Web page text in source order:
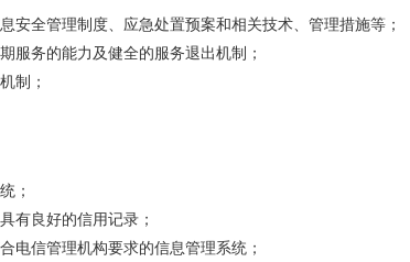
安全管理制度、应急处置预案和相关技术、管理措施等；
服务的能力及健全的服务退出机制；
制；
；
有良好的信用记录；
电信管理机构要求的信息管理系统；